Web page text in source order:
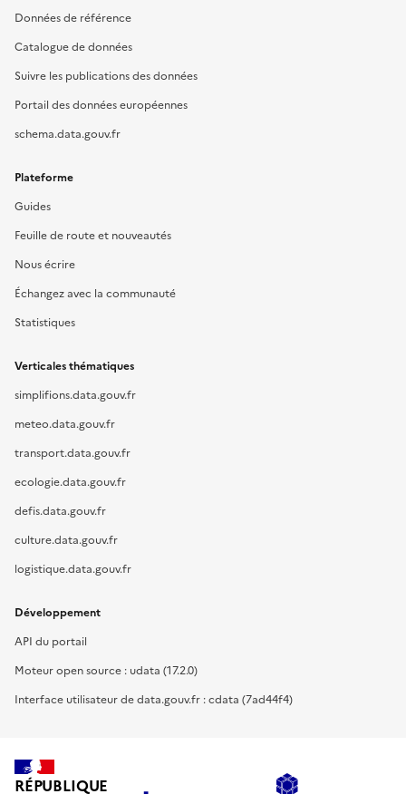
Données de référence
Catalogue de données
Suivre les publications des données
Portail des données européennes
schema.data.gouv.fr
Plateforme
Guides
Feuille de route et nouveautés
Nous écrire
Échangez avec la communauté
Statistiques
Verticales thématiques
simplifions.data.gouv.fr
meteo.data.gouv.fr
transport.data.gouv.fr
ecologie.data.gouv.fr
defis.data.gouv.fr
culture.data.gouv.fr
logistique.data.gouv.fr
Développement
API du portail
Moteur open source : udata (17.2.0)
Interface utilisateur de data.gouv.fr : cdata (7ad44f4)
RÉPUBLIQUE